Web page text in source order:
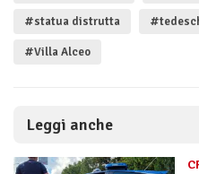
#statua distrutta
#Villa Alceo
Leggi anche